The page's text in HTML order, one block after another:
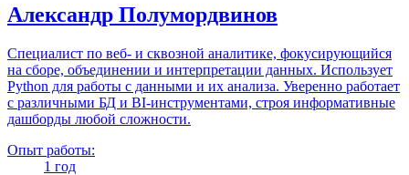
Александр Полумордвинов
Специалист по веб- и сквозной аналитике, фокусирующийся
на сборе, объединении и интерпретации данных. Использует
Python для работы с данными и их анализа. Уверенно работает
с различными БД и BI-инструментами, строя информативные
дашборды любой сложности.
Опыт работы:
1 год